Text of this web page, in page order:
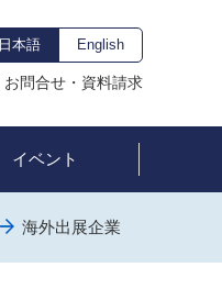
日本語 English
お問合せ・資料請求
イベント
海外出展企業